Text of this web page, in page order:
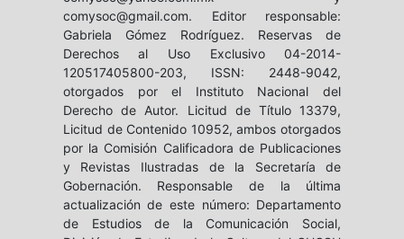
comysoc@gmail.com. Editor responsable:
Gabriela Gómez Rodríguez. Reservas de
Derechos al Uso Exclusivo 04-2014-
120517405800-203, ISSN: 2448-9042,
otorgados por el Instituto Nacional del
Derecho de Autor. Licitud de Título 13379,
Licitud de Contenido 10952, ambos otorgados
por la Comisión Calificadora de Publicaciones
y Revistas Ilustradas de la Secretaría de
Gobernación. Responsable de la última
actualización de este número: Departamento
de Estudios de la Comunicación Social,